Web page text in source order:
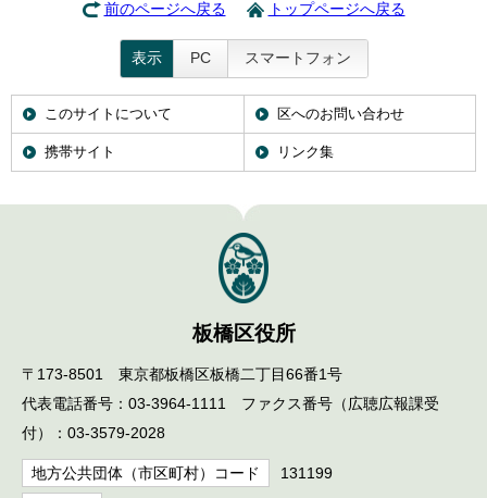
前のページへ戻る トップページへ戻る
表示 PC スマートフォン
このサイトについて 区へのお問い合わせ
携帯サイト リンク集
板橋区役所
〒173-8501 東京都板橋区板橋二丁目66番1号
代表電話番号：03-3964-1111 ファクス番号（広聴広報課受
付）：03-3579-2028
地方公共団体（市区町村）コード 131199